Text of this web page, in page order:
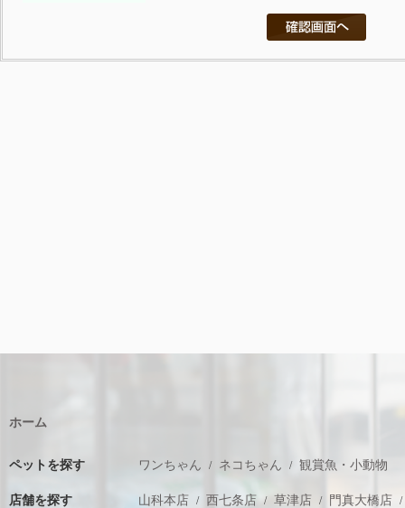
ホーム
ペットを探す ワンちゃん ネコちゃん 観賞魚・小動物
店舗を探す 山科本店 西七条店 草津店 門真大橋店